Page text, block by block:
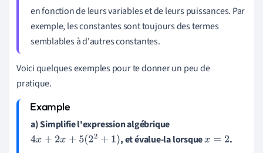
en fonction de leurs variables et de leurs puissances. Par
exemple, les constantes sont toujours des termes
semblables à d'autres constantes.
Voici quelques exemples pour te donner un peu de
pratique.
a) Simplifie l'expression algébrique
4x+ 2x +5( 22+1) , et évalue-la lorsquex= 2
.